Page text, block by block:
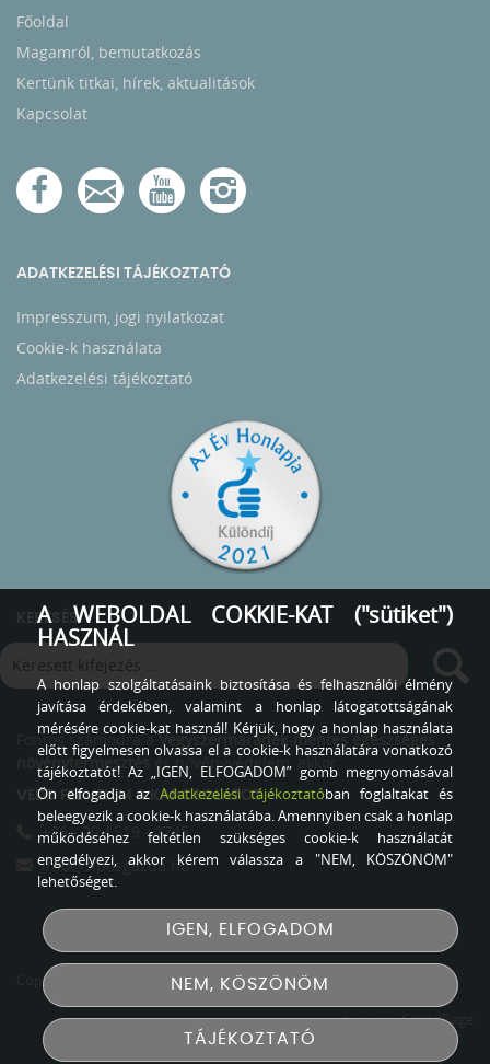
Főoldal
Magamról, bemutatkozás
Kertünk titkai, hírek, aktualitások
Kapcsolat
ADATKEZELÉSI TÁJÉKOZTATÓ
Impresszum, jogi nyilatkozat
Cookie-k használata
Adatkezelési tájékoztató
KERESÉS
Fontos számodra aVegyszermaradék-mentes egészséges
növénytermesztés és növényvédelem, akkor
VEDD FEL VELEM A KAPCSOLATOT
+36 - 20 / 519 - 2745
info@siposgazda.hu
Copyright © 2026 Sipos Gazda Minden jog fenntartva!
Created by GrandPage
A WEBOLDAL COKKIE-KAT ("sütiket")
HASZNÁL
A honlap szolgáltatásaink biztosítása és felhasználói élmény
javítása érdekében, valamint a honlap látogatottságának
mérésére cookie-kat használ! Kérjük, hogy a honlap használata
előtt figyelmesen olvassa el a cookie-k használatára vonatkozó
tájékoztatót! Az „IGEN, ELFOGADOM” gomb megnyomásával
Ön elfogadja azAdatkezelési tájékoztatóban foglaltakat és
beleegyezik a cookie-k használatába. Amennyiben csak a honlap
működéséhez feltétlen szükséges cookie-k használatát
engedélyezi, akkor kérem válassza a "NEM, KÖSZÖNÖM"
lehetőséget.
IGEN, ELFOGADOM
NEM, KÖSZÖNÖM
TÁJÉKOZTATÓ